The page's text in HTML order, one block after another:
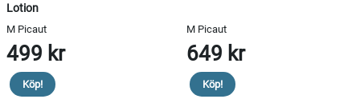
Lotion
M Picaut
499 kr
Köp!
M Picaut
649 kr
Köp!